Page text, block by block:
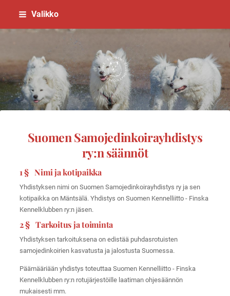
Siirry
Valikko
Suomen
Suomen Samojedinkoirayhdistys
ry:n säännöt
1 § Nimi ja kotipaikka
Yhdistyksen nimi on Suomen Samojedinkoirayhdistys ry ja sen
kotipaikka on Mäntsälä. Yhdistys on Suomen Kennelliitto - Finska
Kennelklubben ry:n jäsen.
2 § Tarkoitus ja toiminta
Yhdistyksen tarkoituksena on edistää puhdasrotuisten
samojedinkoirien kasvatusta ja jalostusta Suomessa.
Päämääriään yhdistys toteuttaa Suomen Kennelliitto - Finska
Kennelklubben ry:n rotujärjestöille laatiman ohjesäännön
mukaisesti mm.